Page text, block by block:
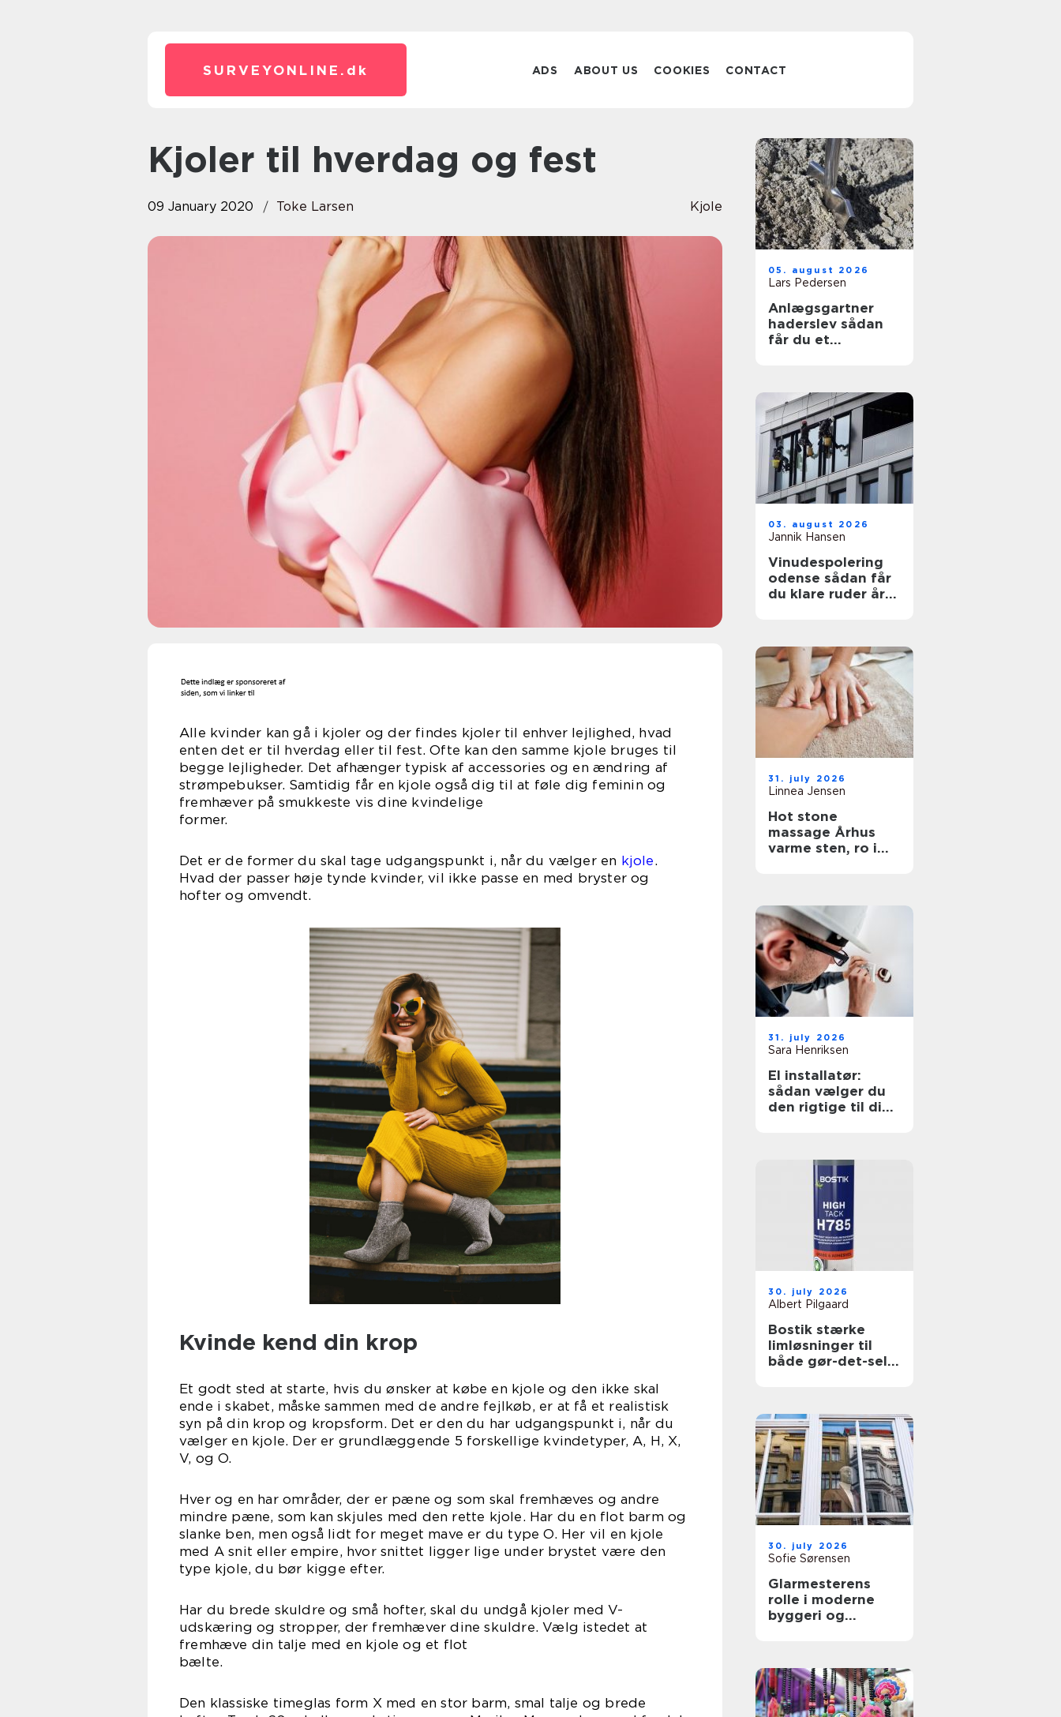
SURVEYONLINE. dk ADS ABOUT US COOKIES CONTACT
Kjoler til hverdag og fest
09 January 2020 Toke Larsen Kjole
Alle kvinder kan gå i kjoler og der findes kjoler til enhver lejlighed, hvad
enten det er til hverdag eller til fest. Ofte kan den samme kjole bruges til
begge lejligheder. Det afhænger typisk af accessories og en ændring af
strømpebukser. Samtidig får en kjole også dig til at føle dig feminin og
fremhæver på smukkeste vis dine kvindelige
former.
Det er de former du skal tage udgangspunkt i, når du vælger en kjole.
Hvad der passer høje tynde kvinder, vil ikke passe en med bryster og
hofter og omvendt.
Kvinde kend din krop
Et godt sted at starte, hvis du ønsker at købe en kjole og den ikke skal
ende i skabet, måske sammen med de andre fejlkøb, er at få et realistisk
syn på din krop og kropsform. Det er den du har udgangspunkt i, når du
vælger en kjole. Der er grundlæggende 5 forskellige kvindetyper, A, H, X,
V, og O.
Hver og en har områder, der er pæne og som skal fremhæves og andre
mindre pæne, som kan skjules med den rette kjole. Har du en flot barm og
slanke ben, men også lidt for meget mave er du type O. Her vil en kjole
med A snit eller empire, hvor snittet ligger lige under brystet være den
type kjole, du bør kigge efter.
Har du brede skuldre og små hofter, skal du undgå kjoler med V-
udskæring og stropper, der fremhæver dine skuldre. Vælg istedet at
fremhæve din talje med en kjole og et flot
bælte.
Den klassiske timeglas form X med en stor barm, smal talje og brede
05. august 2026
Lars Pedersen
Anlægsgartner
haderslev sådan
får du et
03. august 2026
Jannik Hansen
Vinudespolering
odense sådan får
du klare ruder året
31. july 2026
Linnea Jensen
Hot stone
massage Århus
varme sten, ro i
31. july 2026
Sara Henriksen
El installatør:
sådan vælger du
den rigtige til dine
30. july 2026
Albert Pilgaard
Bostik stærke
limløsninger til
både gør-det-selv
30. july 2026
Sofie Sørensen
Glarmesterens
rolle i moderne
byggeri og